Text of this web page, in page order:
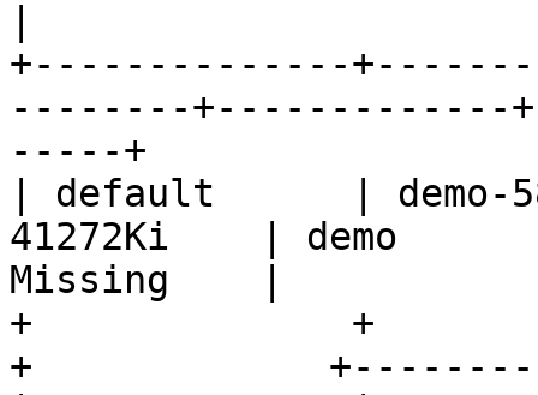
+--------------
--------+-------------
-----+
| default      | demo-
41272Ki    | demo
Missing    |
+              +
+